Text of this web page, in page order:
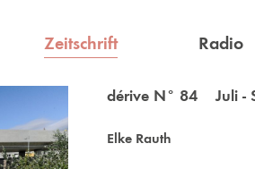
Zeitschrift Radio
dérive N° 84 Juli -
Elke Rauth